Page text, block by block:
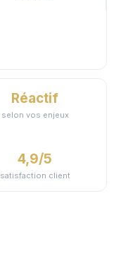
Réactif
selon vos enjeux
4,9/5
satisfaction client